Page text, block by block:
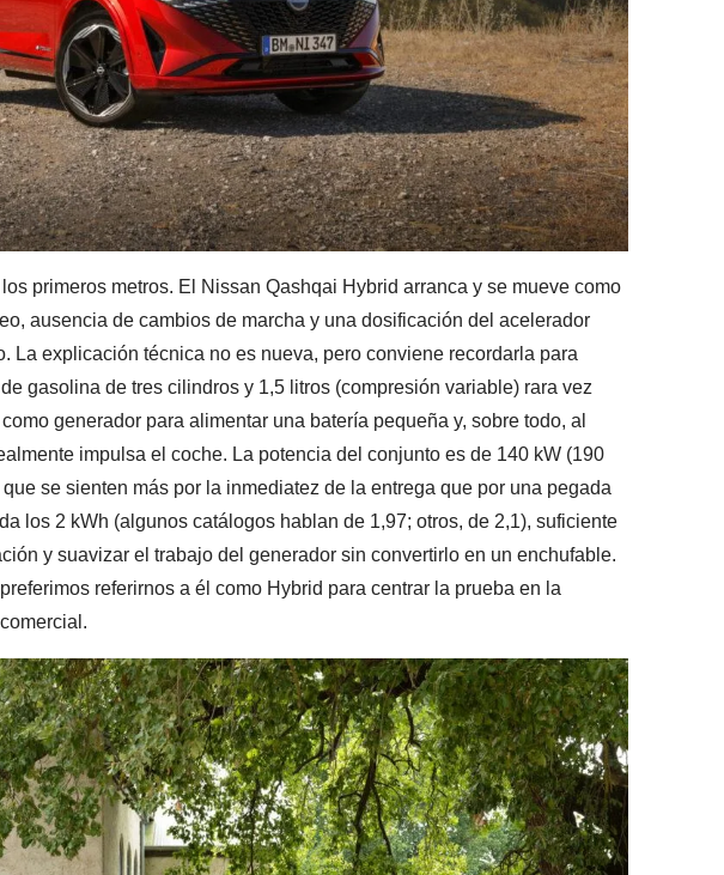
primeros metros. El Nissan Qashqai Hybrid arranca y se mueve como
ausencia de cambios de marcha y una dosificación del acelerador
La explicación técnica no es nueva, pero conviene recordarla para
gasolina de tres cilindros y 1,5 litros (compresión variable) rara vez
generador para alimentar una batería pequeña y, sobre todo, al
impulsa el coche. La potencia del conjunto es de 140 kW (190
se sienten más por la inmediatez de la entrega que por una pegada
los 2 kWh (algunos catálogos hablan de 1,97; otros, de 2,1), suficiente
y suavizar el trabajo del generador sin convertirlo en un enchufable.
referirnos a él como Hybrid para centrar la prueba en la